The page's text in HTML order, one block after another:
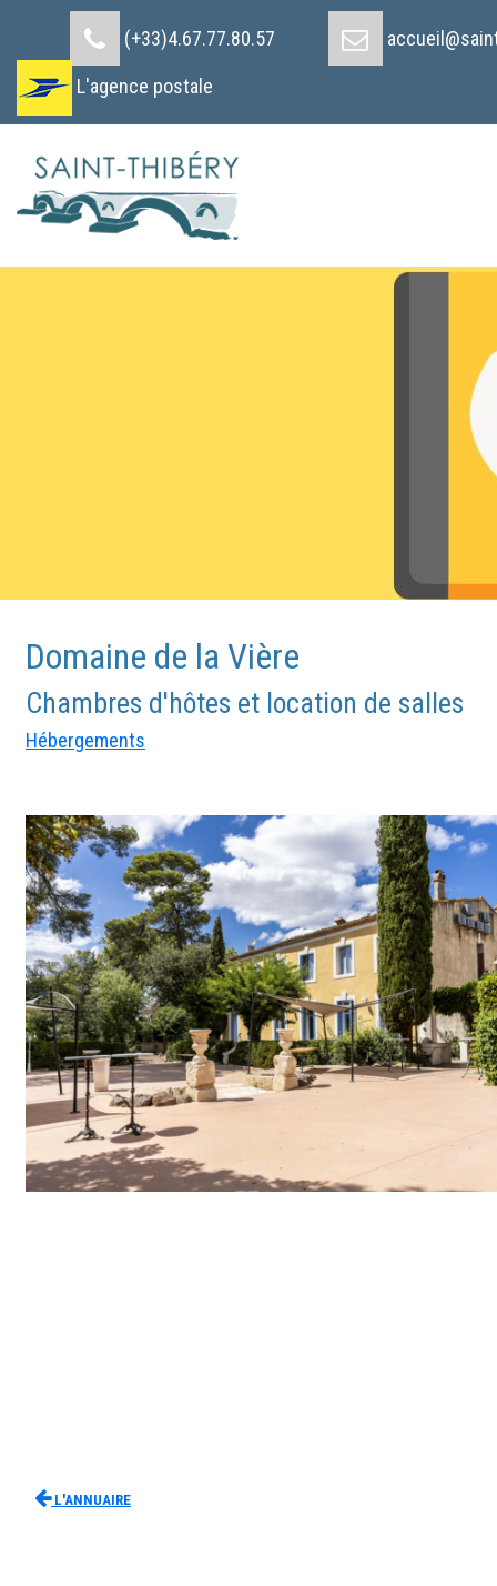
(+33)4.67.77.80.57
L'agence postale
Domaine de la Vière
Chambres d'hôtes et location de salles
Hébergements
L'Annuaire
Cookies management panel